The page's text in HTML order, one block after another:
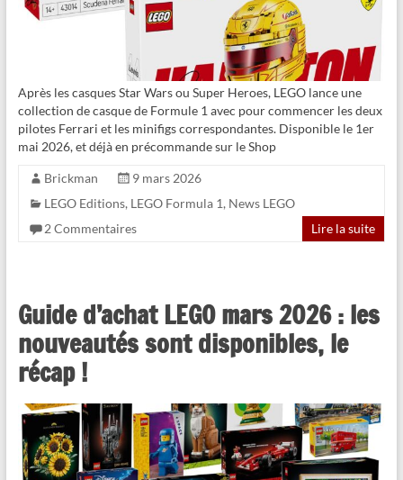
Après les casques Star Wars ou Super Heroes, LEGO lance une
collection de casque de Formule 1 avec pour commencer les deux
pilotes Ferrari et les minifigs correspondantes. Disponible le 1er
mai 2026, et déjà en précommande sur le Shop
Brickman
9 mars 2026
LEGO Editions, LEGO Formula 1, News LEGO
2 Commentaires
Lire la suite
Guide d’achat LEGO mars 2026 : les
nouveautés sont disponibles, le
récap !